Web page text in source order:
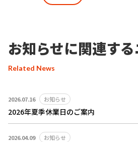
お知らせに関連す
Related News
2026.07.16 お知らせ
2026年夏季休業日のご案内
2026.04.09 お知らせ